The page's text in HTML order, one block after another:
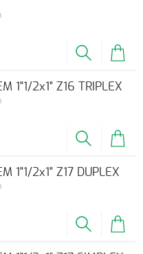
1"1/2x1" Z16 TRIPLEX
1"1/2x1" Z17 DUPLEX